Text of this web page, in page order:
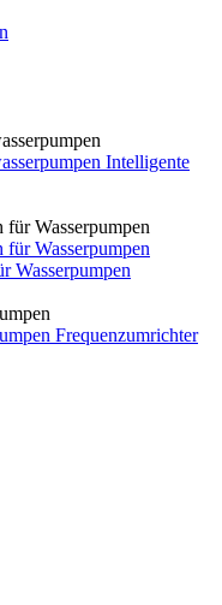
Intelligente
Wasserpumpen
Frequenzumrichter